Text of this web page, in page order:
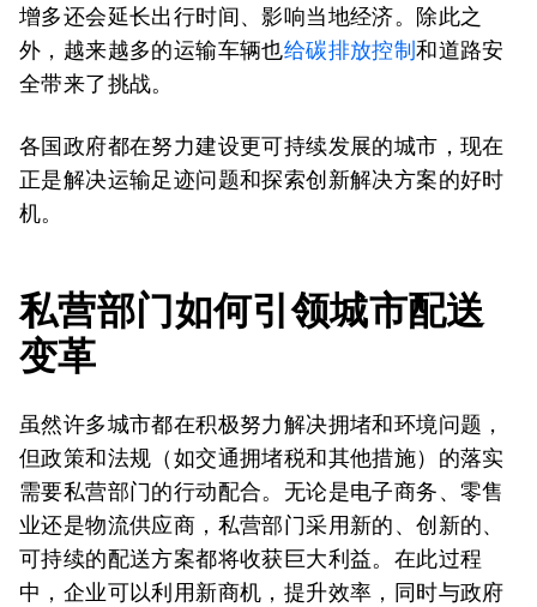
增多还会延长出行时间、影响当地经济。除此之
外，越来越多的运输车辆也给碳排放控制和道路安
全带来了挑战。
各国政府都在努力建设更可持续发展的城市，现在
正是解决运输足迹问题和探索创新解决方案的好时
机。
私营部门如何引领城市配送
变革
虽然许多城市都在积极努力解决拥堵和环境问题，
但政策和法规（如交通拥堵税和其他措施）的落实
需要私营部门的行动配合。无论是电子商务、零售
业还是物流供应商，私营部门采用新的、创新的、
可持续的配送方案都将收获巨大利益。在此过程
中，企业可以利用新商机，提升效率，同时与政府